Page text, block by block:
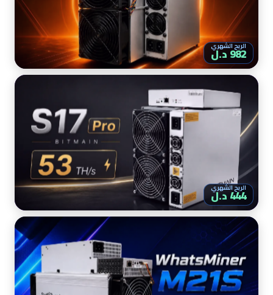
الربح الشهري
982 د.ل
الربح الشهري
444 د.ل